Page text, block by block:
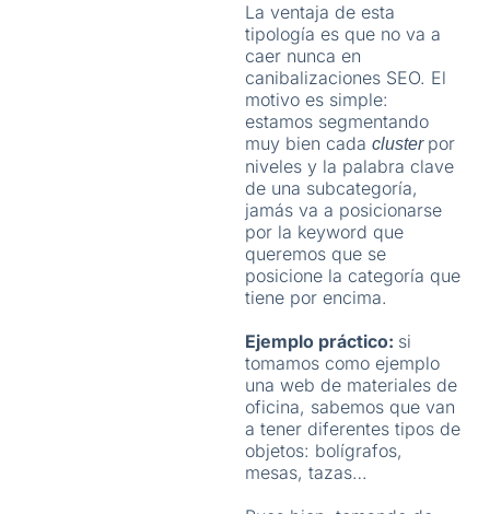
La ventaja de esta
tipología es que no va a
caer nunca en
canibalizaciones SEO. El
motivo es simple:
estamos segmentando
muy bien cada cluster por
niveles y la palabra clave
de una subcategoría,
jamás va a posicionarse
por la keyword que
queremos que se
posicione la categoría que
tiene por encima.
Ejemplo práctico: si
tomamos como ejemplo
una web de materiales de
oficina, sabemos que van
a tener diferentes tipos de
objetos: bolígrafos,
mesas, tazas…